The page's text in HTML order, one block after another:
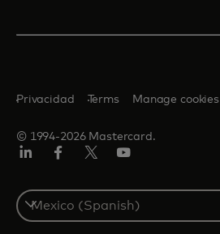
© 1994-2026 Mastercard.
Privacidad Terms Manage cookies
Select
a
country